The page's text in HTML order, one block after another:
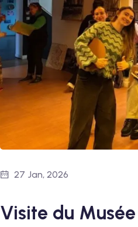
27 Jan, 2026
Visite du